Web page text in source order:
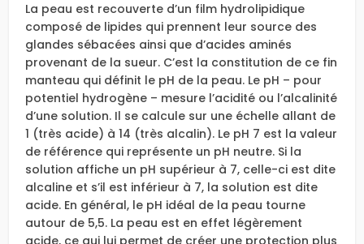
La peau est recouverte d’un film hydrolipidique
composé de lipides qui prennent leur source des
glandes sébacées ainsi que d’acides aminés
provenant de la sueur. C’est la constitution de ce fin
manteau qui définit le pH de la peau. Le pH – pour
potentiel hydrogène – mesure l’acidité ou l’alcalinité
d’une solution. Il se calcule sur une échelle allant de
1 (très acide) à 14 (très alcalin). Le pH 7 est la valeur
de référence qui représente un pH neutre. Si la
solution affiche un pH supérieur à 7, celle-ci est dite
alcaline et s’il est inférieur à 7, la solution est dite
acide. En général, le pH idéal de la peau tourne
autour de 5,5. La peau est en effet légèrement